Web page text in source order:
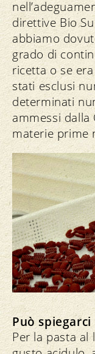
direttive Bio
abbiamo
grado di
ricetta o se
stati esclusi
determinati
ammessi
materie prime
Può spiegarci
Per la pasta